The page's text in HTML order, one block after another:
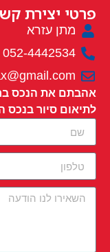
פרטי יצירת
מתן עזרא
052-4442534
לתיאום סיור בנכס